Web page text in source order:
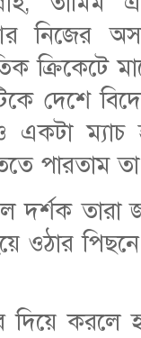
নিজের
ক্রিকেটে
দেশে
একটা
পারতাম
তারা
ওঠার
দিয়ে করলে